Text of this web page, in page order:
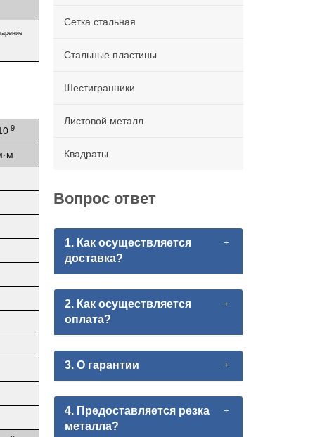
9
Сетка стальная
Стальные пластины
Шестигранники
Листовой металл
Квадраты
Вопрос ответ
1. Как осуществляется
доставка?
2. Как осуществляется
оплата?
3. О гарантии
4. Предоставляется резка
металла?